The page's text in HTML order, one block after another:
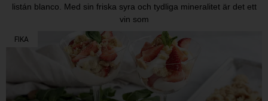
listán blanco. Med sin friska syra och tydliga mineralitet är det ett
vin som
FIKA